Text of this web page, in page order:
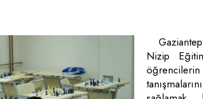
Nizip